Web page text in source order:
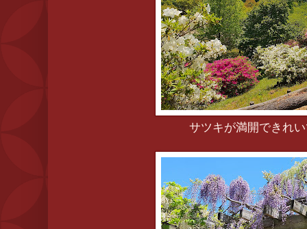
サツキが満開できれ